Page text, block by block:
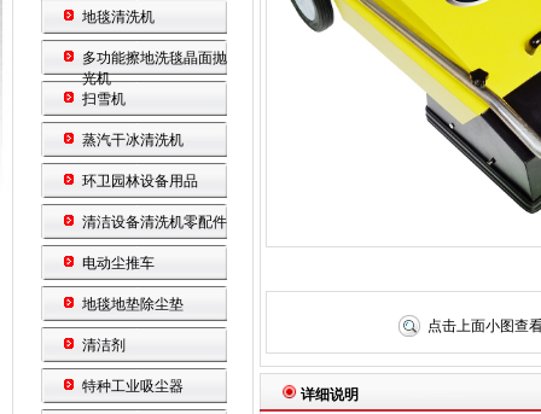
地毯清洗机
多功能擦地洗毯晶面抛
光机
扫雪机
蒸汽干冰清洗机
环卫园林设备用品
清洁设备清洗机零配件
电动尘推车
地毯地垫除尘垫
清洁剂
特种工业吸尘器
点击上面小图查
详细说明